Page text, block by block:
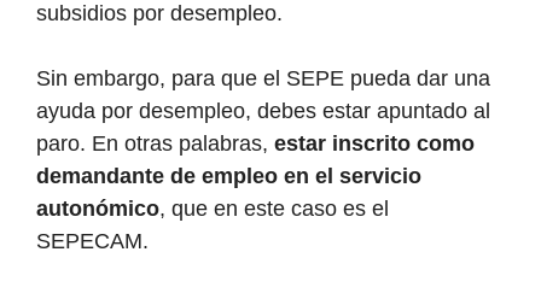
subsidios por desempleo.
Sin embargo, para que el SEPE pueda dar una
ayuda por desempleo, debes estar apuntado al
paro. En otras palabras, estar inscrito como
demandante de empleo en el servicio
autonómico, que en este caso es el
SEPECAM.